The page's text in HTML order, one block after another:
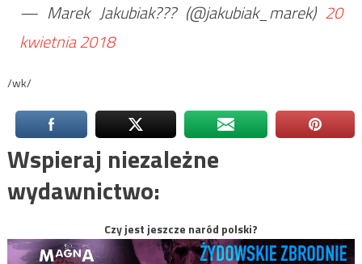
— Marek Jakubiak??? (@jakubiak_marek) 20
kwietnia 2018
/wk/
Wspieraj niezależne
wydawnictwo:
Czy jest jeszcze naród polski?